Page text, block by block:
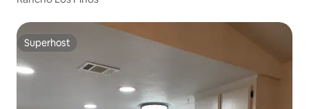
Superhost
Superhost